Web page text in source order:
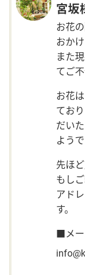
宮坂
お花
おか
また
てご
お花
てお
だい
ようで
先ほ
もし
アド
す。
■メー